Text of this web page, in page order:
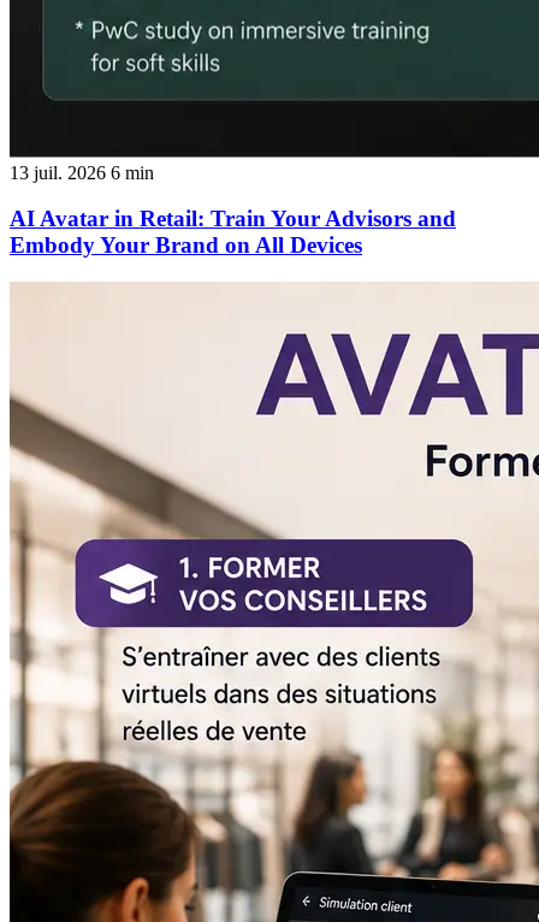
13 juil. 2026 6 min
AI Avatar in Retail: Train Your Advisors and
Embody Your Brand on All Devices